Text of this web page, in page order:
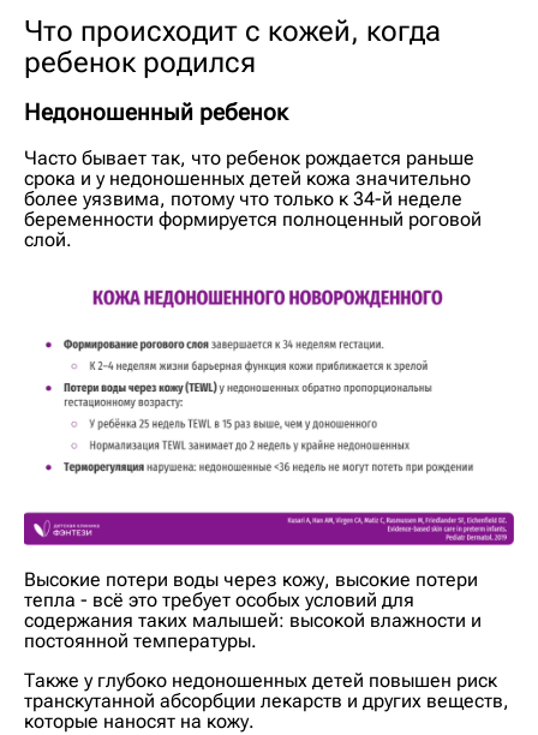
Что происходит с кожей, когда
ребенок родился
Недоношенный ребенок
Часто бывает так, что ребенок рождается раньше
срока и у недоношенных детей кожа значительно
более уязвима, потому что только к 34-й неделе
беременности формируется полноценный роговой
слой.
Высокие потери воды через кожу, высокие потери
тепла - всё это требует особых условий для
содержания таких малышей: высокой влажности и
постоянной температуры.
Также у глубоко недоношенных детей повышен риск
транскутанной абсорбции лекарств и других веществ,
которые наносят на кожу.